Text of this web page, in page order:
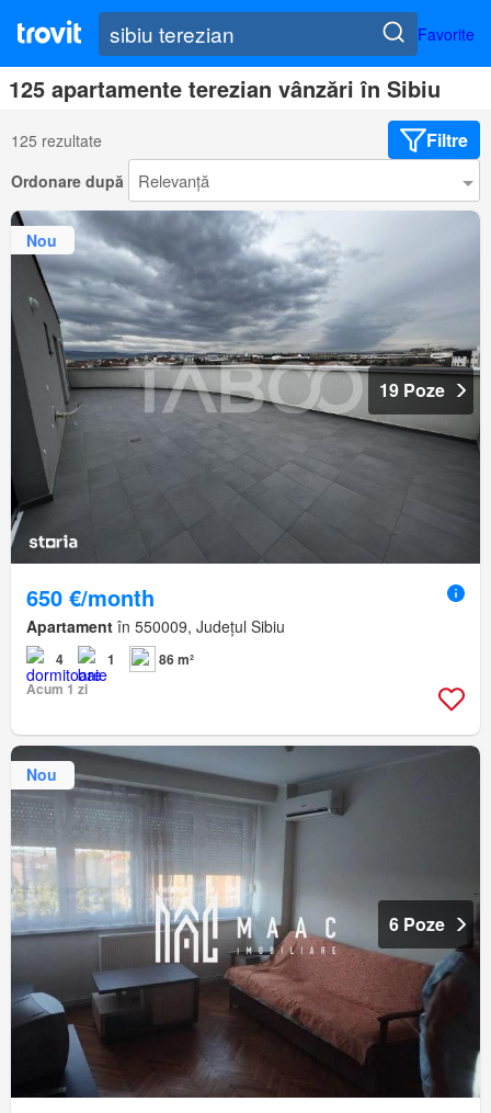
Favorite
125 apartamente terezian vânzări în Sibiu
125 rezultate Filtre
Ordonare după
Nou
19 Poze
650 €/month
Apartament în 550009, Județul Sibiu
4 1
86 m²
Acum 1 zi
Nou
6 Poze